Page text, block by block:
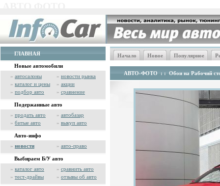
ГЛАВНАЯ
Новые автомобили
» автосалоны » новости рынка
» каталог и цены » акции
» подбор авто » сравнение
Подержанные авто
» продать авто » автобазар
» битые авто » выкуп авто
Авто-инфо
» новости » авто-право
Выбираем Б/У авто
» каталог авто » сравнить авто
» тест-драйвы » отзывы об авто
Начало Новое Популярное
АВТО-ФОТО : : Обои на Рабочий